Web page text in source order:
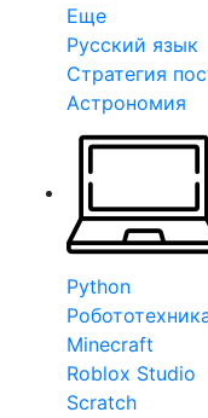
Еще
Русский язык
Стратегия
Астрономия
Python
Minecraft
Roblox Studio
Scratch